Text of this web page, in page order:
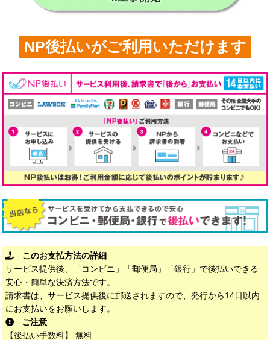
NP後払いがご利用いただけます
このお支払方法の詳細
サービス提供後、「コンビニ」「郵便局」「銀行」で後払いできる
安心・簡単な決済方法です。
請求書は、サービス提供後に郵送されますので、発行から14日以内
にお支払いをお願いします。
ご注意
【後払い手数料】 無料